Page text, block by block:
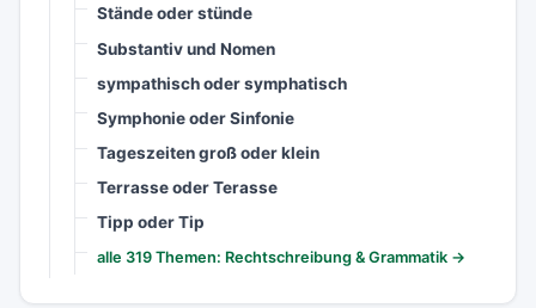
Stände oder stünde
Substantiv und Nomen
sympathisch oder symphatisch
Symphonie oder Sinfonie
Tageszeiten groß oder klein
Terrasse oder Terasse
Tipp oder Tip
alle 319 Themen: Rechtschreibung & Grammatik →